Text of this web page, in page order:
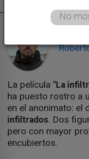
La película "La
ha puesto rostro a
en el anonimato: el
infiltrados. Dos
pero con mayor
encubiertos.
No